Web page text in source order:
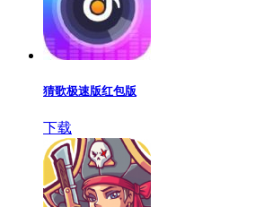
猜歌极速版红包版
下载